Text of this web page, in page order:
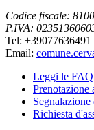
Codice fiscale:
P.IVA:
Tel: +39077636491
Email:
Leggi le FAQ
Prenotazione
Richiesta